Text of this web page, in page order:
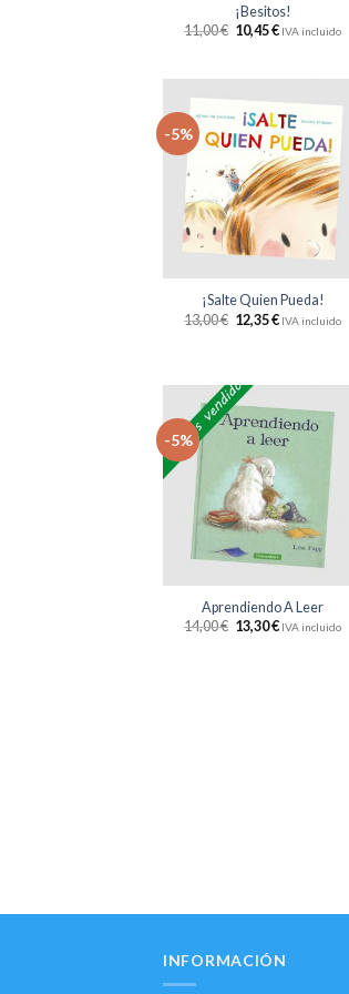
¡Besitos!
11,00€ 10,45€ IVA incluido
-5%
a la
lista
de
deseos
¡Salte Quien Pueda!
13,00€ 12,35€ IVA incluido
-5%
Añadir
lista
Aprendiendo A Leer
14,00€ 13,30€ IVA incluido
INFORMACIÓN